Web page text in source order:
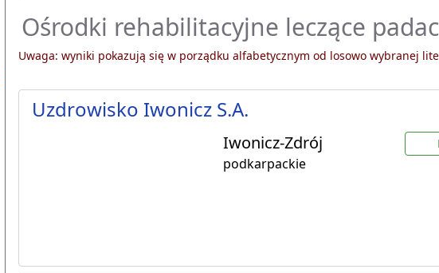
Ośrodki rehabilitacyjne leczące
Uwaga: wyniki pokazują się w porządku alfabetycznym od losowo wybranej
Uzdrowisko Iwonicz S.A.
Iwonicz-Zdrój
podkarpackie